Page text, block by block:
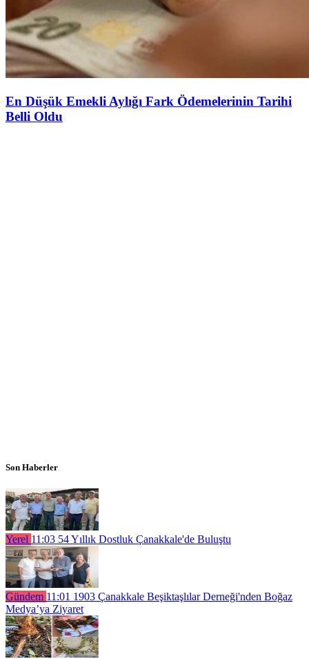
En Düşük Emekli Aylığı Fark Ödemelerinin Tarihi
Belli Oldu
Son Haberler
Yerel 11:03 54 Yıllık Dostluk Çanakkale'de Buluştu
Gündem 11:01 1903 Çanakkale Beşiktaşlılar Derneği'nden Boğaz
Medya’ya Ziyaret